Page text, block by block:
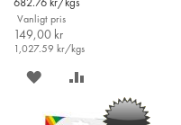
682.76 kr/kgs
Vanligt pris
149,00 kr
1,027.59 kr/kgs
SPARA